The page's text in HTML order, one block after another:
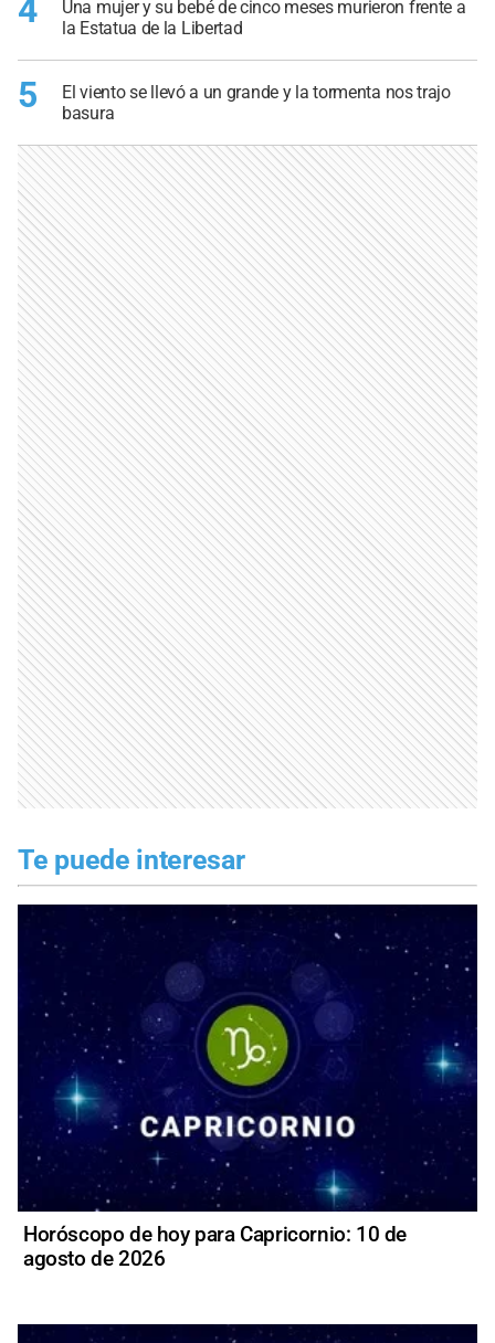
4
Una mujer y su bebé de cinco meses murieron frente a
la Estatua de la Libertad
5
El viento se llevó a un grande y la tormenta nos trajo
basura
Te puede interesar
Horóscopo de hoy para Capricornio: 10 de
agosto de 2026